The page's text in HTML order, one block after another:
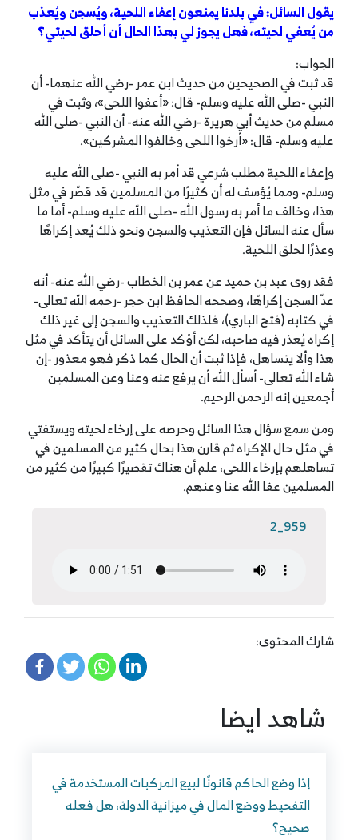
يقول السائل: في بلدنا يمنعون إعفاء اللحية، ويُسجن ويُعذب
من يُعفي لحيته، فهل يجوز لي بهذا الحال أن أحلق لحيتي؟
الجواب:
قد ثبت في الصحيحين من حديث ابن عمر -رضي الله عنهما- أن
النبي -صلى الله عليه وسلم- قال: «أعفوا اللحى»، وثبت في
مسلم من حديث أبي هريرة -رضي الله عنه- أن النبي -صلى الله
عليه وسلم- قال: «أرخوا اللحى وخالفوا المشركين».
وإعفاء اللحية مطلب شرعي قد أمر به النبي -صلى الله عليه
وسلم- ومما يُؤسف له أن كثيرًا من المسلمين قد قصّر في مثل
هذا، وخالف ما أمر به رسول الله -صلى الله عليه وسلم- أما ما
سأل عنه السائل فإن التعذيب والسجن ونحو ذلك يُعد إكراهًا
وعذرًا لحلق اللحية.
فقد روى عبد بن حميد عن عمر بن الخطاب -رضي الله عنه- أنه
عدّ السجن إكراهًا، وصححه الحافظ ابن حجر -رحمه الله تعالى-
في كتابه (فتح الباري)، فلذلك التعذيب والسجن إلى غير ذلك
إكراه يُعذر فيه صاحبه، لكن أؤكد على السائل أن يتأكد في مثل
هذا وألا يتساهل، فإذا ثبت أن الحال كما ذكر فهو معذور -إن
شاء الله تعالى- أسأل الله أن يرفع عنه وعنا وعن المسلمين
أجمعين إنه الرحمن الرحيم.
ومن سمع سؤال هذا السائل وحرصه على إرخاء لحيته ويستفتي
في مثل حال الإكراه ثم قارن هذا بحال كثير من المسلمين في
تساهلهم بإرخاء اللحى، علم أن هناك تقصيرًا كبيرًا من كثير من
المسلمين عفا الله عنا وعنهم.
959_2
شارك المحتوى:
شاهد ايضا
إذا وضع الحاكم قانونًا لبيع المركبات المستخدمة في
التفحيط ووضع المال في ميزانية الدولة، هل فعله
صحيح؟